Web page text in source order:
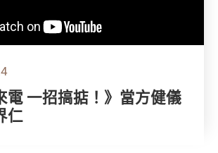
電 一招搞掂！》當方健儀
仁